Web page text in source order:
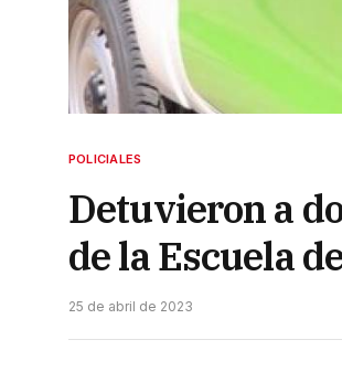
POLICIALES
Detuvieron a
de la Escuela
25 de abril de 2023